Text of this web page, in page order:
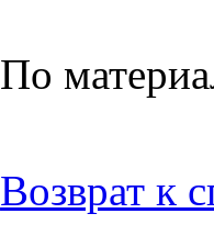
По
Возврат к